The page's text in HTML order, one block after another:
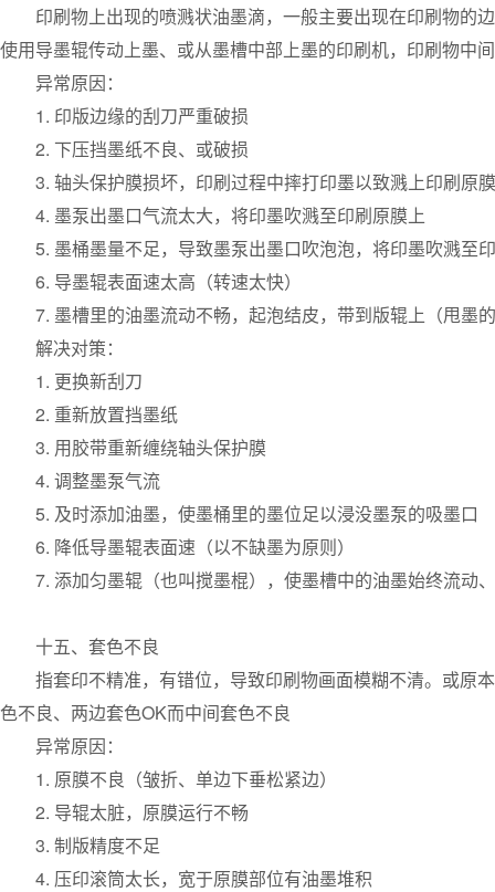
印刷物上出现的喷溅状油墨滴，一般主要出现在印刷物的
使用导墨辊传动上墨、或从墨槽中部上墨的印刷机，印刷物中
异常原因：
1. 印版边缘的刮刀严重破损
2. 下压挡墨纸不良、或破损
3. 轴头保护膜损坏，印刷过程中摔打印墨以致溅上印刷原膜
4. 墨泵出墨口气流太大，将印墨吹溅至印刷原膜上
5. 墨桶墨量不足，导致墨泵出墨口吹泡泡，将印墨吹溅至
6. 导墨辊表面速太高（转速太快）
7. 墨槽里的油墨流动不畅，起泡结皮，带到版辊上（甩墨
解决对策：
1. 更换新刮刀
2. 重新放置挡墨纸
3. 用胶带重新缠绕轴头保护膜
4. 调整墨泵气流
5. 及时添加油墨，使墨桶里的墨位足以浸没墨泵的吸墨口
6. 降低导墨辊表面速（以不缺墨为原则）
7. 添加匀墨辊（也叫搅墨棍），使墨槽中的油墨始终流动
十五、套色不良
指套印不精准，有错位，导致印刷物画面模糊不清。或原
色不良、两边套色OK而中间套色不良
异常原因：
1. 原膜不良（皱折、单边下垂松紧边）
2. 导辊太脏，原膜运行不畅
3. 制版精度不足
4. 压印滚筒太长，宽于原膜部位有油墨堆积